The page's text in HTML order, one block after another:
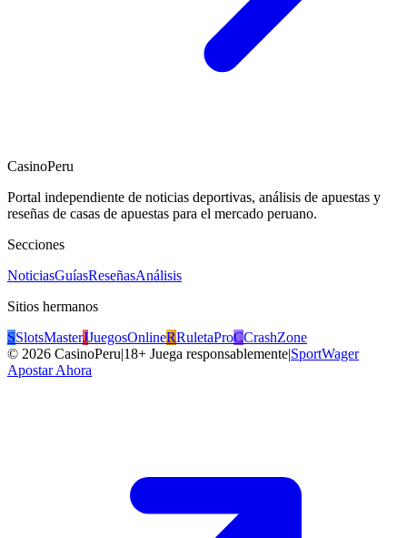
CasinoPeru
Portal independiente de noticias deportivas, análisis de apuestas y
reseñas de casas de apuestas para el mercado peruano.
Secciones
NoticiasGuíasReseñasAnálisis
Sitios hermanos
SSlotsMasterJJuegosOnlineRRuletaProCCrashZone
© 2026 CasinoPeru|18+ Juega responsablemente|SportWager
Apostar Ahora